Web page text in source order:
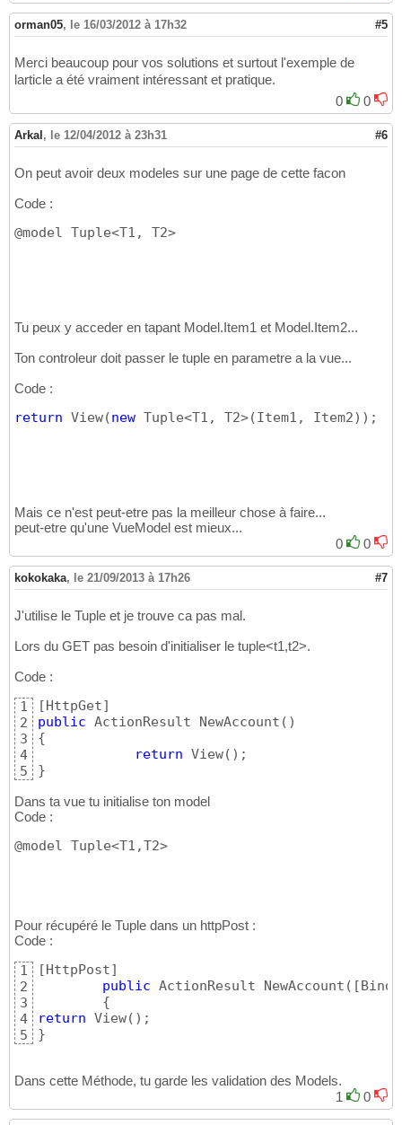
orman05, le 16/03/2012 à 17h32 #5
Merci beaucoup pour vos solutions et surtout l'exemple de
larticle a été vraiment intéressant et pratique.
0
0
Arkal , le 12/04/2012 à 23h31 #6
On peut avoir deux modeles sur une page de cette facon
Code :
@model Tuple<T1, T2>
Tu peux y acceder en tapant Model.Item1 et Model.Item2...
Ton controleur doit passer le tuple en parametre a la vue...
Code :
return View(new Tuple<T1, T2>(Item1, Item2) ) ;
Mais ce n'est peut-etre pas la meilleur chose à faire...
peut-etre qu'une VueModel est mieux...
0
0
kokokaka, le 21/09/2013 à 17h26 #7
J'utilise le Tuple et je trouve ca pas mal.
Lors du GET pas besoin d'initialiser le tuple<t1,t2>.
Code :
1
2
3
4
5
[HttpGet]
public ActionResult NewAccount ( )
{
return View( )
}
Dans ta vue tu initialise ton model
Code :
@model Tuple<T1,T2>
Pour récupéré le Tuple dans un httpPost :
Code :
1
2
3
4
5
[HttpPost]
public ActionResult NewAccount ( [Bind
{
return View( )
}
Dans cette Méthode, tu garde les validation des Models.
1
0